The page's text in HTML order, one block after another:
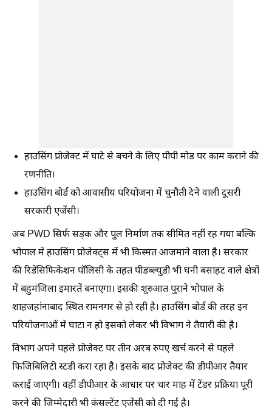
हाउसिंग प्रोजेक्ट में घाटे से बचने के लिए पीपी मोड पर काम कराने की
रणनीति।
हाउसिंग बोर्ड को आवासीय परियोजना में चुनौती देने वाली दूसरी
सरकारी एजेंसी।
अब PWD सिर्फ सड़क और पुल निर्माण तक सीमित नहीं रह गया बल्कि
भोपाल में हाउसिंग प्रोजेक्ट्स में भी किस्मत आजमाने वाला है। सरकार
की रिडेंसिफिकेशन पॉलिसी के तहत पीडब्ल्युडी भी घनी बसाहट वाले क्षेत्रों
में बहुमंजिला इमारतें बनाएगा। इसकी शुरुआत पुराने भोपाल के
शाहजहांनाबाद स्थित रामनगर से हो रही है। हाउसिंग बोर्ड की तरह इन
परियोजनाओं में घाटा न हो इसको लेकर भी विभाग ने तैयारी की है।
विभाग अपने पहले प्रोजेक्ट पर तीन अरब रुपए खर्च करने से पहले
फिजिबिलिटी स्टडी करा रहा है। इसके बाद प्रोजेक्ट की डीपीआर तैयार
कराई जाएगी। वहीं डीपीआर के आधार पर चार माह में टेंडर प्रक्रिया पूरी
करने की जिम्मेदारी भी कंसल्टेंट एजेंसी को दी गई है।